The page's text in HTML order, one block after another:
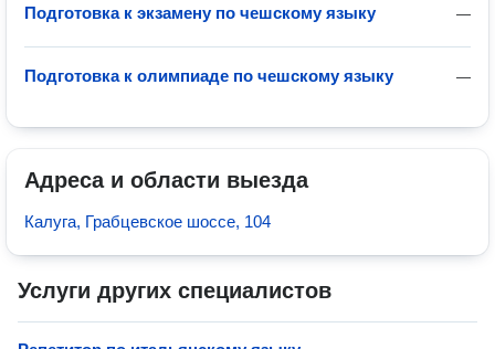
—
Подготовка к экзамену по чешскому языку
—
Подготовка к олимпиаде по чешскому языку
Адреса и области выезда
Калуга, Грабцевское шоссе, 104
Услуги других специалистов